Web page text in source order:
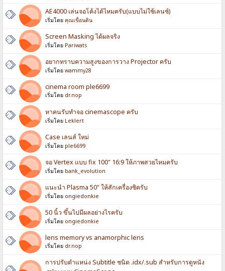
AE4000 เล่นจอโค้งได้ไหมครับ(แบบไม่ใช้เลนซ์)
เริ่มโดยคุณเขื่อนดิน
Screen Masking ได้ผลจริง
เริ่มโดย Pariwats
อยากทราบความสูงของการวาง Projector ครับ
เริ่มโดยwammy28
cinema room ple6699
เริ่มโดย dr.nop
หาคนรับทำจอ cinemascope ครับ
เริ่มโดย Leklert
Case เลนส์ ใหม่
เริ่มโดย ple6699
จอ Vertex แบบ fix 100" 16:9 ให้ภาพสวยไหมครับ
เริ่มโดย bank_evolution
แนะนำ Plasma 50" ให้สักเครื่องซิครับ
เริ่มโดย ongiedonkie
50 นิ้ว ขึ้นไปมีผลอย่างไรครับ
เริ่มโดย ongiedonkie
lens memory vs anamorphic lens
เริ่มโดย dr.nop
การปรับตำแหน่ง Subtitle ชนิด .idx/.sub สำหรับการดูหนัง